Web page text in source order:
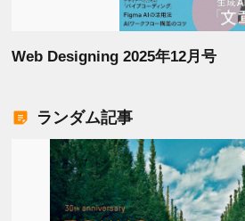
Web Designing 2025年12月号
ランダム記事